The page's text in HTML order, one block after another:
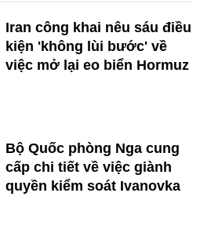
Iran công khai nêu sáu điều
kiện 'không lùi bước' về
việc mở lại eo biển Hormuz
Bộ Quốc phòng Nga cung
cấp chi tiết về việc giành
quyền kiểm soát Ivanovka